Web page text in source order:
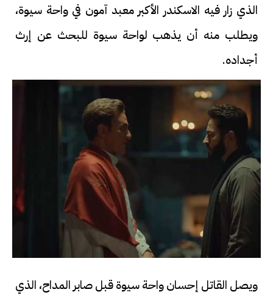
الذي زار فيه الاسكندر الأكبر معبد آمون في واحة سيوة،
ويطلب منه أن يذهب لواحة سيوة للبحث عن إرث
أجداده.
ويصل القاتل إحسان واحة سيوة قبل صابر المداح، الذي